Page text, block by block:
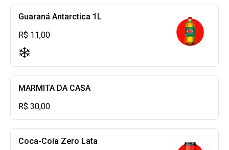
Guaraná Antarctica 1L
R$ 11,00
MARMITA DA CASA
R$ 30,00
Coca-Cola Zero Lata